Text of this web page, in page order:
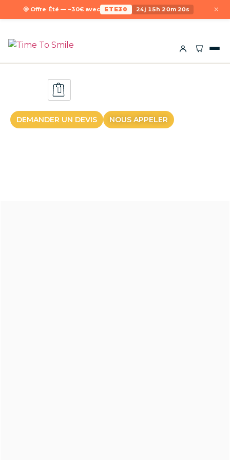
🌞 Offre Été — −30€ avec ETE30 24j 15h 20m 20s ×
DEMANDER UN DEVIS NOUS APPELER